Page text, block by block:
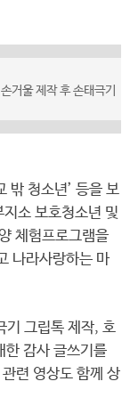
거울 제작 후 손태극기
밖 청소년’ 등을 보
소 보호청소년 및
체험프로그램을
나라사랑하는 마
기 그립톡 제작, 호
한 감사 글쓰기를
련 영상도 함께 상